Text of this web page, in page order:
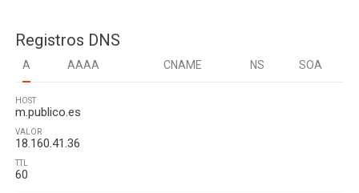
Registros DNS
A AAAA CNAME NS SOA
HOST
m.publico.es
VALOR
18.160.41.36
TTL
60